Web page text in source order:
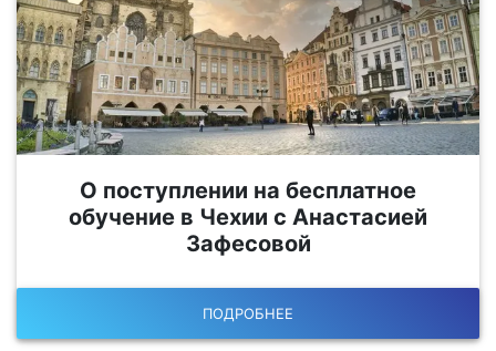
О поступлении на бесплатное
обучение в Чехии с Анастасией
Зафесовой
ПОДРОБНЕЕ